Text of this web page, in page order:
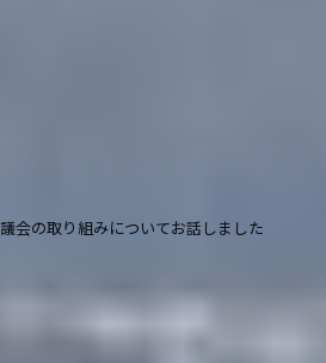
会の取り組みについてお話しました